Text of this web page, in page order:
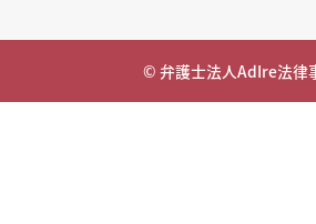
© 弁護士法人AdIre法律